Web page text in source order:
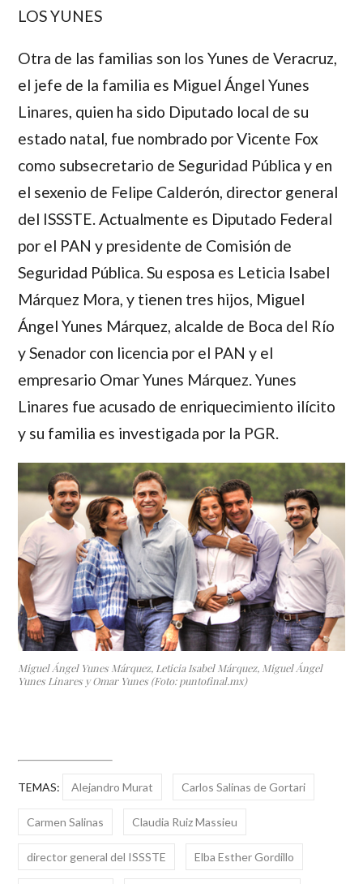
LOS YUNES
Otra de las familias son losYunes de Veracruz,
el jefe de la familia es Miguel Ángel Yunes
Linares, quien ha sido Diputado local de su
estado natal, fue nombrado porVicente Fox
como subsecretario de Seguridad Pública y en
el sexenio de Felipe Calderón, director general
del ISSSTE. Actualmente es Diputado Federal
por el PAN y presidente de Comisión de
Seguridad Pública. Su esposa es Leticia Isabel
Márquez Mora, y tienen tres hijos, Miguel
Ángel Yunes Márquez, alcalde de Boca del Río
y Senador con licencia por el PAN y el
empresario Omar Yunes Márquez.Yunes
Linares fue acusado de enriquecimiento ilícito
y su familia es investigada por la PGR.
Miguel Ángel Yunes Márquez, Leticia Isabel Márquez, Miguel Ángel
Yunes Linares y Omar Yunes (Foto: puntofinal.mx)
TEMAS: Alejandro Murat Carlos Salinas de Gortari
Carmen Salinas Claudia Ruiz Massieu
director general del ISSSTE Elba Esther Gordillo